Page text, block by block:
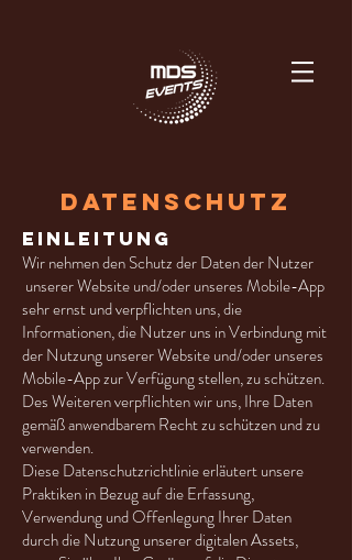
DATENSCHUTZ
Einleitung
Wir nehmen den Schutz der Daten der Nutzer
unserer Website und/oder unseres Mobile-App
sehr ernst und verpflichten uns, die
Informationen, die Nutzer uns in Verbindung mit
der Nutzung unserer Website und/oder unseres
Mobile-App zur Verfügung stellen, zu schützen.
Des Weiteren verpflichten wir uns, Ihre Daten
gemäß anwendbarem Recht zu schützen und zu
verwenden.
Diese Datenschutzrichtlinie erläutert unsere
Praktiken in Bezug auf die Erfassung,
Verwendung und Offenlegung Ihrer Daten
durch die Nutzung unserer digitalen Assets,